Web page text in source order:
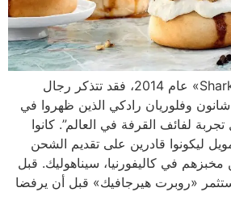
إذا كنت تشاهد «Shark Tank» عام 2014، فقد تتذكر رجال
شانون وفلوريان رادكي الذين ظهروا في
لفائف القرفة في العالم”. كانوا
ليكونوا قادرين على تقديم الشحن
في كاليفورنيا، سيناهوليك. قبل
«روبرت هيرجافيك» قبل أن يرفضا